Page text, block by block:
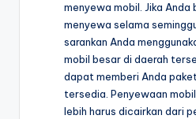
menyewa mobil. Jika Anda
menyewa selama
sarankan Anda
mobil besar di daerah
dapat memberi Anda
tersedia. Penyewaan
lebih harus dicairkan dari